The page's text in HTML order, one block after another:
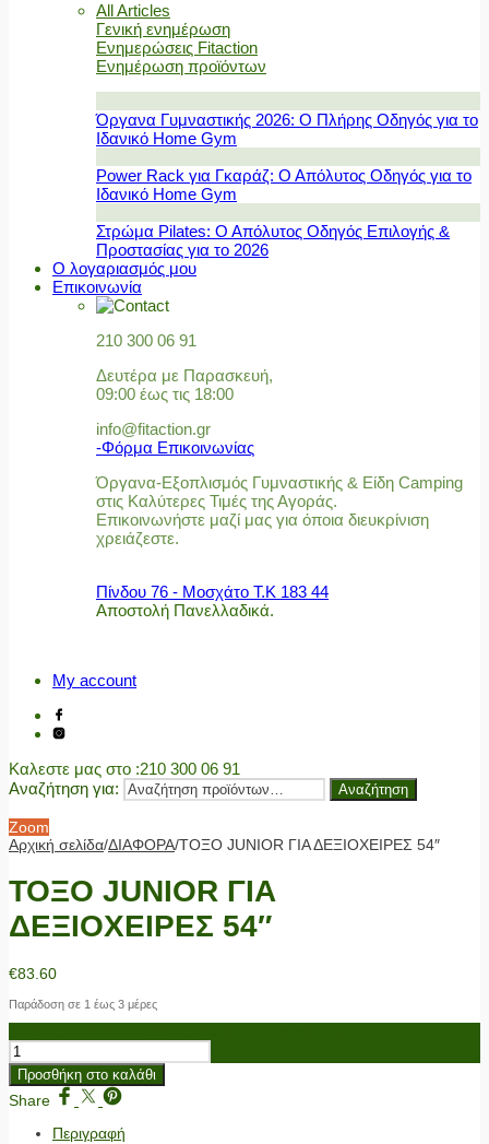
All Articles
Γενική ενημέρωση
Ενημερώσεις Fitaction
Ενημέρωση προϊόντων
Όργανα Γυμναστικής 2026: Ο Πλήρης Οδηγός για το
Ιδανικό Home Gym
Power Rack για Γκαράζ: Ο Απόλυτος Οδηγός για το
Ιδανικό Home Gym
Στρώμα Pilates: Ο Απόλυτος Οδηγός Επιλογής &
Προστασίας για το 2026
Ο λογαριασμός μου
Επικοινωνία
210 300 06 91
Δευτέρα με Παρασκευή,
09:00 έως τις 18:00
info@fitaction.gr
-Φόρμα Επικοινωνίας
Όργανα-Εξοπλισμός Γυμναστικής & Είδη Camping
στις Καλύτερες Τιμές της Αγοράς.
Επικοινωνήστε μαζί μας για όποια διευκρίνιση
χρειάζεστε.
Πίνδου 76 - Μοσχάτο Τ.Κ 183 44
Αποστολή Πανελλαδικά.
My account
Καλεστε μας στο :210 300 06 91
Αναζήτηση για:
Αναζήτηση
Zoom
Αρχική σελίδα/ΔΙΑΦΟΡΑ/ΤΟΞΟ JUNIOR ΓΙΑ ΔΕΞΙΟΧΕΙΡΕΣ 54″
ΤΟΞΟ JUNIOR ΓΙΑ
ΔΕΞΙΟΧΕΙΡΕΣ 54″
€83.60
Παράδοση σε 1 έως 3 μέρες
Προσθήκη στο καλάθι
Share
Περιγραφή